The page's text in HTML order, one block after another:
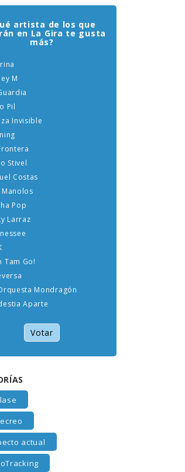
artista de los que
en La Gira te gusta
más?
M
Pil
Invisible
Stivel
Costas
Manolos
Pop
Larraz
Tam Go!
Mondragón
Aparte
Votar
actual